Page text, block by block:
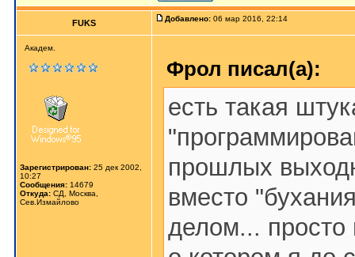
FUKS Добавлено: 06 мар 2016, 22:14
Академ.
Зарегистрирован: 25 дек 2002,
10:27
Сообщения: 14679
Откуда: СД, Москва,
Сев.Измайлово
Фрол писал(а):
есть такая
прошлых
вместо
делом... просто